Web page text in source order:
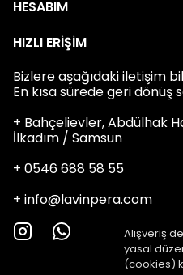
Alışveriş
yasal
(cookies)
HESABIM
HIZLI ERİŞİM
Bizlere aşağıdaki iletişim
En kısa sürede geri dönüş
+ Bahçelievler, Abdülhak
İlkadım / Samsun
+ 0546 688 58 55
+ info@lavinpera.com